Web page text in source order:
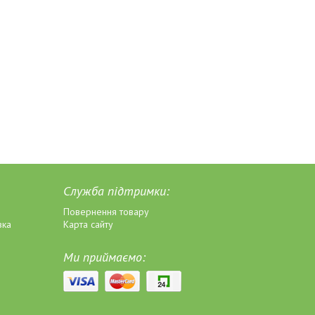
Служба підтримки:
Повернення товару
Карта сайту
Ми приймаємо: